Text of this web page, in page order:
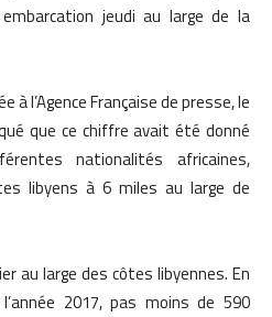
jeudi au large de la
à l’Agence Française de presse, le
que ce chiffre avait été donné
nationalités africaines,
libyens à 6 miles au large de
au large des côtes libyennes. En
2017, pas moins de 590